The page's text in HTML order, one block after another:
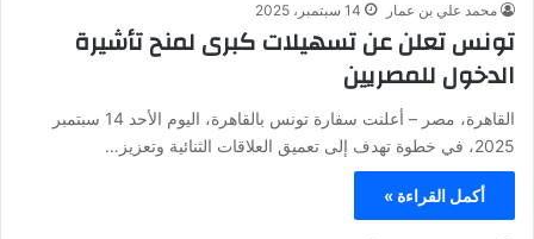
محمد علي بن عمار 14 سبتمبر، 2025
تونس تعلن عن تسهيلات كبرى لمنح تأشيرة
الدخول للمصريين
​القاهرة، مصر – أعلنت سفارة تونس بالقاهرة، اليوم الأحد 14 سبتمبر
2025، في خطوة تهدف إلى تعميق العلاقات الثنائية وتعزيز…
أكمل القراءة »